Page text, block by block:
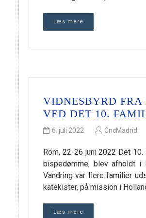
Læs mere
VIDNESBYRD
VED DET 10.
6. juli 2022 CncMadrid
Rom, 22-26 juni 2022 Det
bispedømme, blev afholdt i
Vandring var flere familier
katekister, på mission i
Læs mere